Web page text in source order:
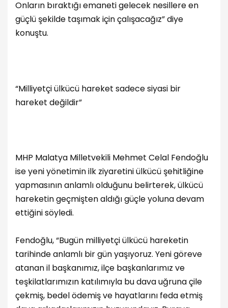
Onların bıraktığı emaneti gelecek nesillere en
güçlü şekilde taşımak için çalışacağız” diye
konuştu.
“Milliyetçi ülkücü hareket sadece siyasi bir
hareket değildir”
MHP Malatya Milletvekili Mehmet Celal Fendoğlu
ise yeni yönetimin ilk ziyaretini ülkücü şehitliğine
yapmasının anlamlı olduğunu belirterek, ülkücü
hareketin geçmişten aldığı güçle yoluna devam
ettiğini söyledi.
Fendoğlu, “Bugün milliyetçi ülkücü hareketin
tarihinde anlamlı bir gün yaşıyoruz. Yeni göreve
atanan il başkanımız, ilçe başkanlarımız ve
teşkilatlarımızın katılımıyla bu dava uğruna çile
çekmiş, bedel ödemiş ve hayatlarını feda etmiş